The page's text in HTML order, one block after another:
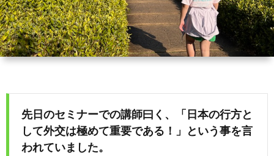
ラ
イ
フ
訪
問
美
先日のセミナーでの講師曰く、「日本の行方と
して外交は極めて重要である！」という事を言
われていました。